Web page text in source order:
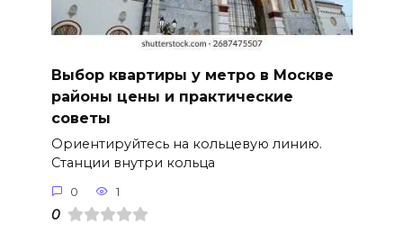
Выбор квартиры у метро в Москве
районы цены и практические
советы
Ориентируйтесь на кольцевую линию.
Станции внутри кольца
0 1
0